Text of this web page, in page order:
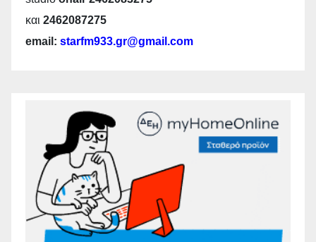
και 2462087275
email: starfm933.gr@gmail.com